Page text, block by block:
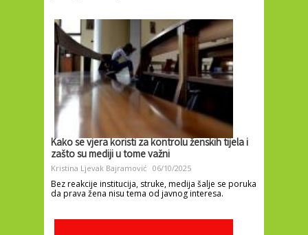
Kako se vjera koristi za kontrolu ženskih tijela i
zašto su mediji u tome važni
Kristina Ljevak Bajramović 06/10/2025
Bez reakcije institucija, struke, medija šalje se poruka
da prava žena nisu tema od javnog interesa.